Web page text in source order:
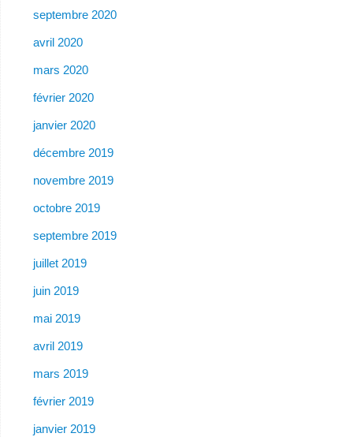
septembre 2020
avril 2020
mars 2020
février 2020
janvier 2020
décembre 2019
novembre 2019
octobre 2019
septembre 2019
juillet 2019
juin 2019
mai 2019
avril 2019
mars 2019
février 2019
janvier 2019